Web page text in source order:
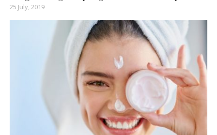
25 July, 2019